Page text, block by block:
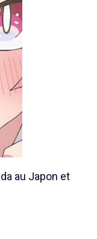
au Japon et